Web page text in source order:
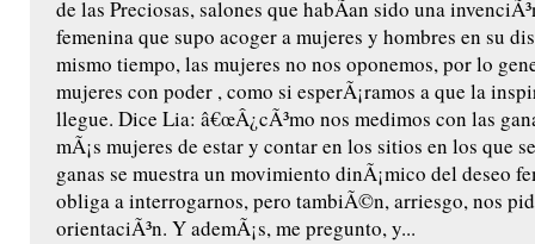
de las Preciosas, salones que habÃ­an sido una
femenina que supo acoger a mujeres y hombres en su
mismo tiempo, las mujeres no nos oponemos, por lo
mujeres con poder , como si esperÃ¡ramos a que la
llegue. Dice Lia: â€œÂ¿cÃ³mo nos medimos con las
mÃ¡s mujeres de estar y contar en los sitios en los que
ganas se muestra un movimiento dinÃ¡mico del deseo
obliga a interrogarnos, pero tambiÃ©n, arriesgo, nos
orientaciÃ³n. Y ademÃ¡s, me pregunto, y...